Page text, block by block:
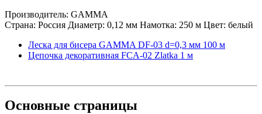
Производитель: GAMMA
Страна: Россия Диаметр: 0,12 мм Намотка: 250 м Цвет: белый
Леска для бисера GAMMA DF-03 d=0,3 мм 100 м
Цепочка декоративная FCA-02 Zlatka 1 м
Основные страницы